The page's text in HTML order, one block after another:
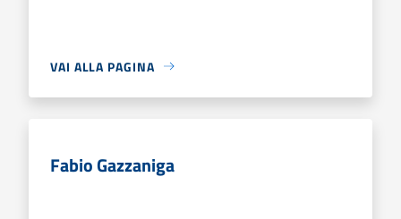
VAI ALLA PAGINA
Fabio Gazzaniga